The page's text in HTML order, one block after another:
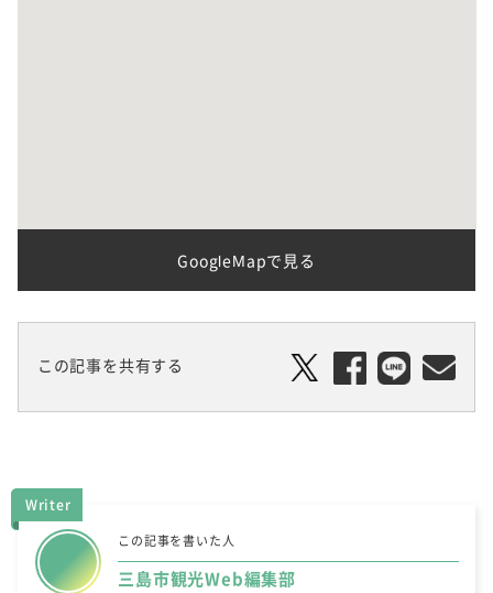
GoogleMapで見る
この記事を共有する
Writer
この記事を書いた人
三島市観光Web編集部